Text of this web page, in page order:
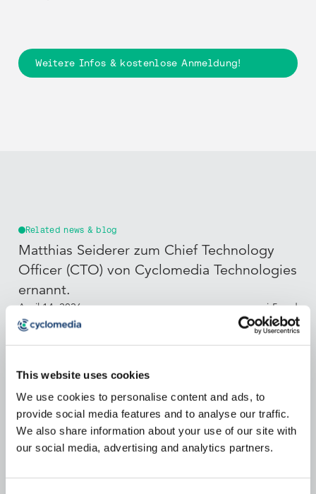
This website uses cookies
We use cookies to personalise content and ads, to
provide social media features and to analyse our traffic.
We also share information about your use of our site with
our social media, advertising and analytics partners.
Weitere Infos & kostenlose Anmeldung!
Related news & blog
Matthias Seiderer zum Chief Technology
Officer (CTO) von Cyclomedia Technologies
ernannt.
April 14, 2026 5
min read
(CFO) von Cyclomedia Technologies
ernannt.
December 17, 2025 3
min read
Sébastien Fraysse zum CCO von